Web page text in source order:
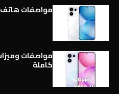
مواصفات هاتف Oppo Reno 16 Pro 5G كاملة
كاملة